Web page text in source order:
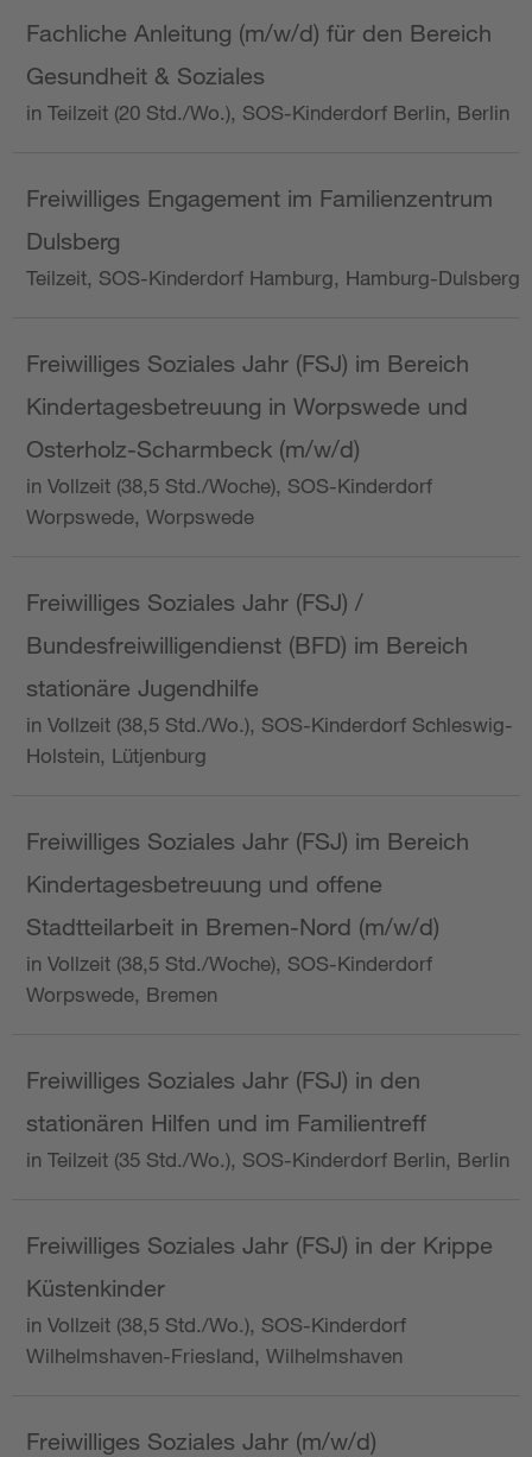
Fachliche Anleitung (m/w/d) für den Bereich
Gesundheit & Soziales
in Teilzeit (20 Std./Wo.), SOS-Kinderdorf Berlin, Berlin
Freiwilliges Engagement im Familienzentrum
Dulsberg
Teilzeit, SOS-Kinderdorf Hamburg, Hamburg-Dulsberg
Freiwilliges Soziales Jahr (FSJ) im Bereich
Kindertagesbetreuung in Worpswede und
Osterholz-Scharmbeck (m/w/d)
in Vollzeit (38,5 Std./Woche), SOS-Kinderdorf
Worpswede, Worpswede
Freiwilliges Soziales Jahr (FSJ) /
Bundesfreiwilligendienst (BFD) im Bereich
stationäre Jugendhilfe
in Vollzeit (38,5 Std./Wo.), SOS-Kinderdorf Schleswig-
Holstein, Lütjenburg
Freiwilliges Soziales Jahr (FSJ) im Bereich
Kindertagesbetreuung und offene
Stadtteilarbeit in Bremen-Nord (m/w/d)
in Vollzeit (38,5 Std./Woche), SOS-Kinderdorf
Worpswede, Bremen
Freiwilliges Soziales Jahr (FSJ) in den
stationären Hilfen und im Familientreff
in Teilzeit (35 Std./Wo.), SOS-Kinderdorf Berlin, Berlin
Freiwilliges Soziales Jahr (FSJ) in der Krippe
Küstenkinder
in Vollzeit (38,5 Std./Wo.), SOS-Kinderdorf
Wilhelmshaven-Friesland, Wilhelmshaven
Freiwilliges Soziales Jahr (m/w/d)